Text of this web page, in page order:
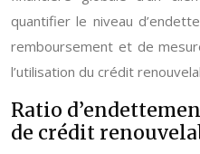
quantifier le niveau
remboursement et de
l’utilisation du crédit
Ratio
de crédit